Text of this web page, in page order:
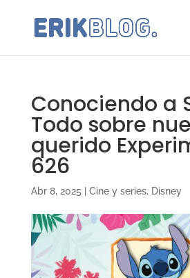
Conociendo a
Todo sobre
querido
626
Abr 8, 2025 Cine y series, Disney